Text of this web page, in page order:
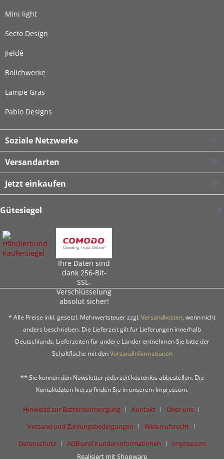
Mini light
Secto Design
Jieldé
Bolichwerke
Lampe Gras
Pablo Designs
Soziale Netzwerke
Versandarten
Jetzt einkaufen
Gütesiegel
Ihre Daten sind
dank 256-Bit-
SSL-
Verschlüsselung
absolut sicher!
* Alle Preise inkl. gesetzl. Mehrwertsteuer zzgl.Versandkosten, wenn nicht
anders beschrieben. Die Lieferzeit gilt für Lieferungen innerhalb
Deutschlands, Lieferzeiten für andere Länder entnehmen Sie bitte der
Schaltfläche mit denVersandinformationen
** Sie können den Newsletter jederzeit kostenlos abbestellen. Die
Kontaktdaten hierzu finden Sie in unserem Impressum.
Hinweise zur Batterieentsorgung Kontakt
Über uns
Versand und Zahlungsbedingungen
Widerrufsrecht
Datenschutz
AGB und Kundeninformationen
Impressum
Realisiert mit Shopware